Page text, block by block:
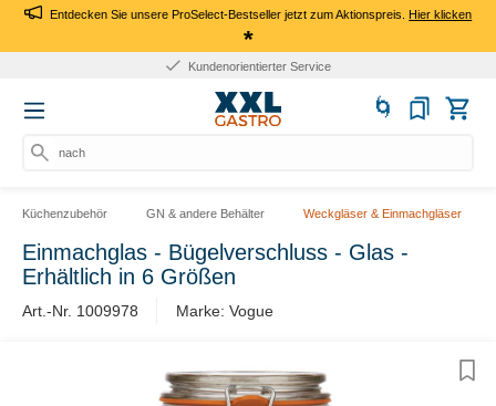
Entdecken Sie unsere ProSelect-Bestseller jetzt zum Aktionspreis.Hier klicken
*
Kundenorientierter Service
nach P
Küchenzubehör GN & andere Behälter Weckgläser & Einmachgläser
Einmachglas - Bügelverschluss - Glas -
Erhältlich in 6 Größen
Art.-Nr. 1009978 Marke: Vogue